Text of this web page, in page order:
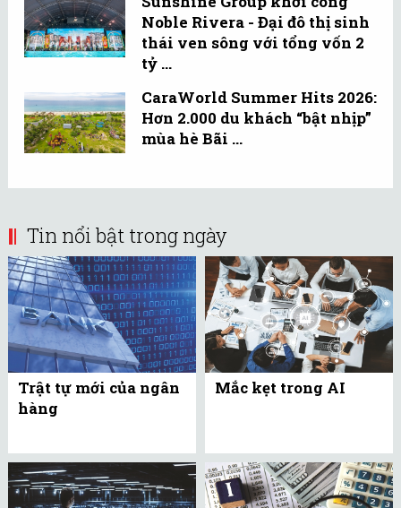
Noble Rivera - Đại đô thị sinh
thái ven sông với tổng vốn 2
tỷ ...
CaraWorld Summer Hits 2026:
Hơn 2.000 du khách “bật nhịp”
mùa hè Bãi ...
Tin nổi bật trong ngày
Trật tự mới của ngân
hàng
Mắc kẹt trong AI